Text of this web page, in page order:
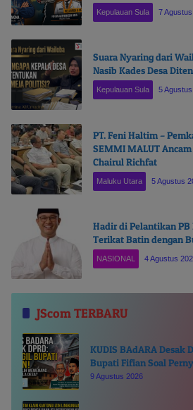
Kepulauan Sula 7
Suara Nyaring dari
Nasib Kades Desa
Kepulauan Sula 5
PT. Feni Haltim –
SEMMI MALUT
Chairul Richfat
Maluku Utara 5 Agustus
Hadir di Pelantikan PB
Terikat Batin dengan
NASIONAL 4 Agustus
JScom TERBARU
KUDIS BAdARA Desak
Bupati Fifian Soal
Ganti Kepala Desa
9 Agustus 2026